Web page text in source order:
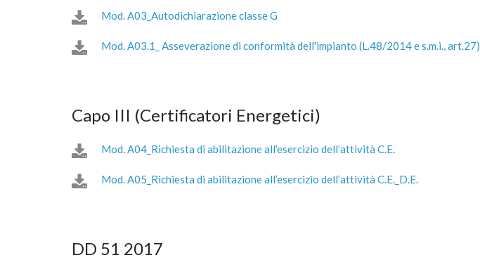
Mod. A03_Autodichiarazione classe G
Mod. A03.1_ Asseverazione di conformità dell'impianto (L.48/2014 e s.m.i., art.27)
Capo III (Certificatori Energetici)
Mod. A04_Richiesta di abilitazione all’esercizio dell’attività C.E.
Mod. A05_Richiesta di abilitazione all’esercizio dell’attività C.E._D.E.
DD 51 2017